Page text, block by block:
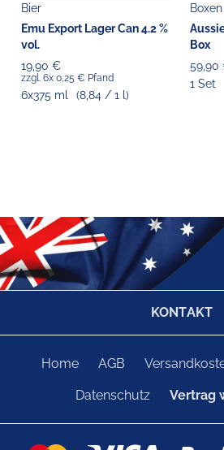
Bier
Emu Export Lager Can 4.2 %
vol.
19,90 €
zzgl. 6x 0,25 € Pfand
6x375 ml (8,84 / 1 l)
Box
59,90
1 Set
KONTAKT
Home AGB
Datenschutz Vertrag